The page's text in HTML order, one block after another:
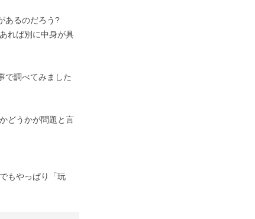
あるのだろう?
れば別に中身が具
で調べてみました
どうかが問題と言
もやっぱり「玩